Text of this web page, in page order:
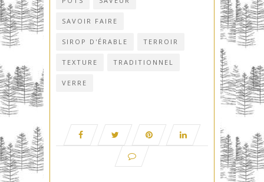
SAVOIR FAIRE
SIROP D'ÉRABLE TERROIR
TEXTURE TRADITIONNEL
VERRE